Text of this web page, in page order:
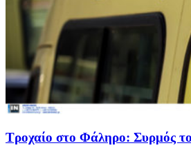
Τροχαίο στο Φάληρο: Συρμός